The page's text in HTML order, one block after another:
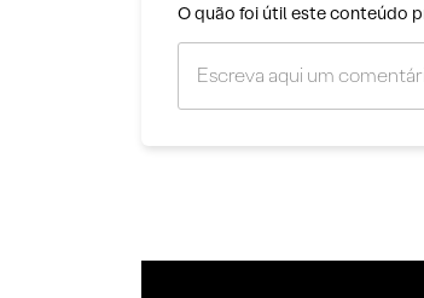
O quão foi útil este conteúdo